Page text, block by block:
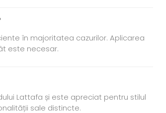
în majoritatea cazurilor. Aplicarea
este necesar.
Lattafa și este apreciat pentru stilul
sale distincte.